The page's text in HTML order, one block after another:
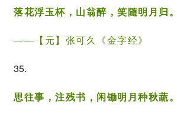
落花浮玉杯，山翁醉，笑随明月归。
——【元】 张可久 《金字经》
35.
思往事，注残书，闲锄明月种秋蔬。